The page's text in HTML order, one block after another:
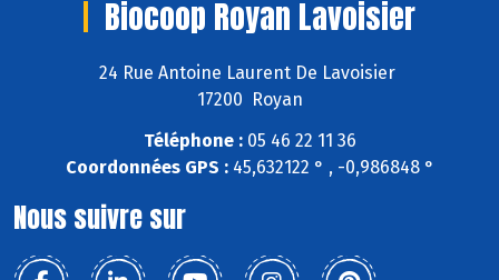
Biocoop Royan Lavoisier
24 Rue Antoine Laurent De Lavoisier
17200 Royan
Téléphone :05 46 22 11 36
Coordonnées GPS :45,632122 ° , -0,986848 °
Nous suivre sur